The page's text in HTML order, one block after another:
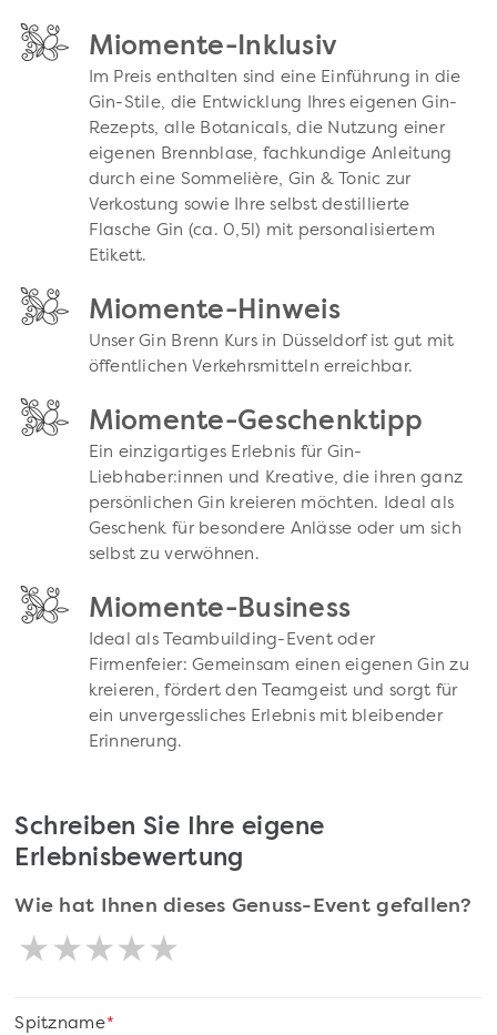
Miomente-Inklusiv
Im Preis enthalten sind eine Einführung in die
Gin-Stile, die Entwicklung Ihres eigenen Gin-
Rezepts, alle Botanicals, die Nutzung einer
eigenen Brennblase, fachkundige Anleitung
durch eine Sommelière, Gin & Tonic zur
Verkostung sowie Ihre selbst destillierte
Flasche Gin (ca. 0,5l) mit personalisiertem
Etikett.
Miomente-Hinweis
Unser Gin Brenn Kurs in Düsseldorf ist gut mit
öffentlichen Verkehrsmitteln erreichbar.
Miomente-Geschenktipp
Ein einzigartiges Erlebnis für Gin-
Liebhaber:innen und Kreative, die ihren ganz
persönlichen Gin kreieren möchten. Ideal als
Geschenk für besondere Anlässe oder um sich
selbst zu verwöhnen.
Miomente-Business
Ideal als Teambuilding-Event oder
Firmenfeier: Gemeinsam einen eigenen Gin zu
kreieren, fördert den Teamgeist und sorgt für
ein unvergessliches Erlebnis mit bleibender
Erinnerung.
Schreiben Sie Ihre eigene
Erlebnisbewertung
Wie hat Ihnen dieses Genuss-Event gefallen?
*
Spitzname